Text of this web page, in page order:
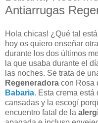
Antiarrugas
Hola chicas! ¿Qué tal
hoy os quiero enseñar
durante los dos últimos
la que usaba durante el
las noches. Se trata de
Regeneradora con Rosa
Babaria. Esta crema
cansadas y la escogí
encuentro fatal de la